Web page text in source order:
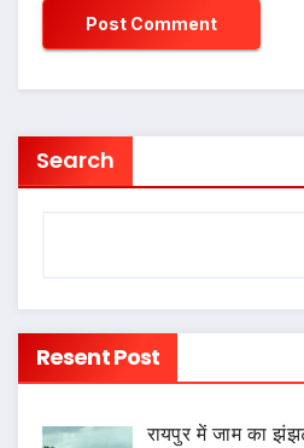
Search
Resent Post
रायपुर में जाम का